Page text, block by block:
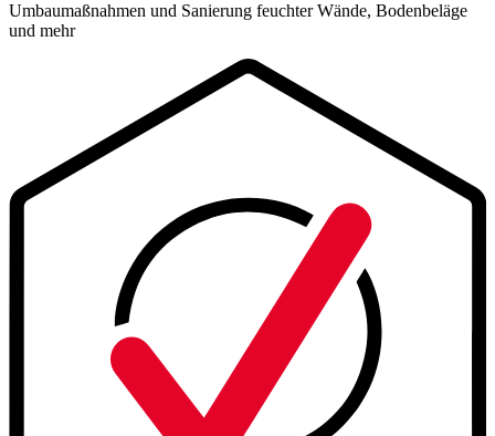
Umbaumaßnahmen und Sanierung feuchter Wände, Bodenbeläge
und mehr